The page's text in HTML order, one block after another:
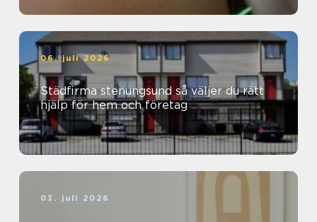
06. juli 2026
Städfirma stenungsund så väljer du rätt
hjälp för hem och företag
03. juli 2026